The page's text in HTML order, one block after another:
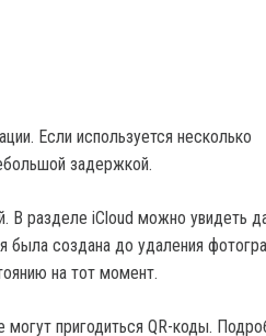
Если используется несколько
задержкой.
В разделе iCloud можно увидеть
была создана до удаления
на тот момент.
пригодиться QR-коды.